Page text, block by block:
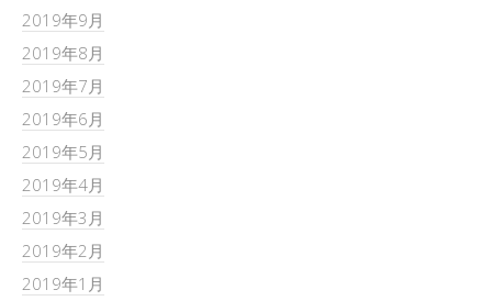
2019年9月
2019年8月
2019年7月
2019年6月
2019年5月
2019年4月
2019年3月
2019年2月
2019年1月